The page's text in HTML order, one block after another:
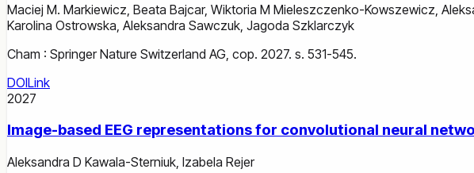
Maciej M. Markiewicz Beata Bajcar, Wiktoria M Mieleszczenko-Kowszewicz
Karolina Ostrowska Aleksandra Sawczuk Jagoda Szklarczyk
Cham : Springer Nature Switzerland AG, cop. 2027. s. 531-545.
DOILink
2027
Image-based EEG representations for convolutional neural
Aleksandra D Kawala-Sterniuk, Izabela Rejer